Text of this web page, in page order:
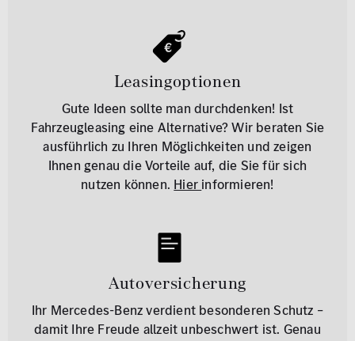
Leasingoptionen
Gute Ideen sollte man durchdenken! Ist
Fahrzeugleasing eine Alternative? Wir beraten Sie
ausführlich zu Ihren Möglichkeiten und zeigen
Ihnen genau die Vorteile auf, die Sie für sich
nutzen können. Hier informieren!
Autoversicherung
Ihr Mercedes-Benz verdient besonderen Schutz –
damit Ihre Freude allzeit unbeschwert ist. Genau